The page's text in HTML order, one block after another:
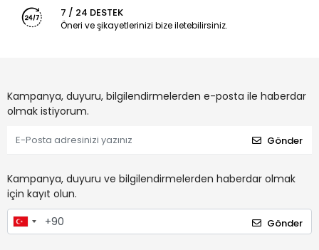
7 / 24 DESTEK
Öneri ve şikayetlerinizi bize iletebilirsiniz.
Kampanya, duyuru, bilgilendirmelerden e-posta ile haberdar
olmak istiyorum.
Gönder
Kampanya, duyuru ve bilgilendirmelerden haberdar olmak
için kayıt olun.
Gönder